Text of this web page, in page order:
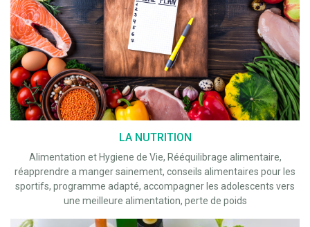
LA NUTRITION
Alimentation et Hygiene de Vie, Rééquilibrage alimentaire,
réapprendre a manger sainement, conseils alimentaires pour les
sportifs, programme adapté, accompagner les adolescents vers
une meilleure alimentation, perte de poids